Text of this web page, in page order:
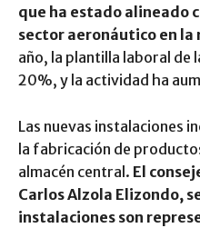
que ha estado alineado
sector aeronáutico en la
año, la plantilla laboral de
20%, y la actividad ha
Las nuevas instalaciones
la fabricación de
almacén central. El
Carlos Alzola Elizondo,
instalaciones son